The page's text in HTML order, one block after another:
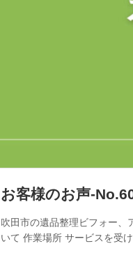
お客様のお声-
吹田市の遺品整理ビフォー、
いて 作業場所 サービスを受